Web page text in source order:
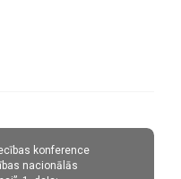
konference
nacionālās